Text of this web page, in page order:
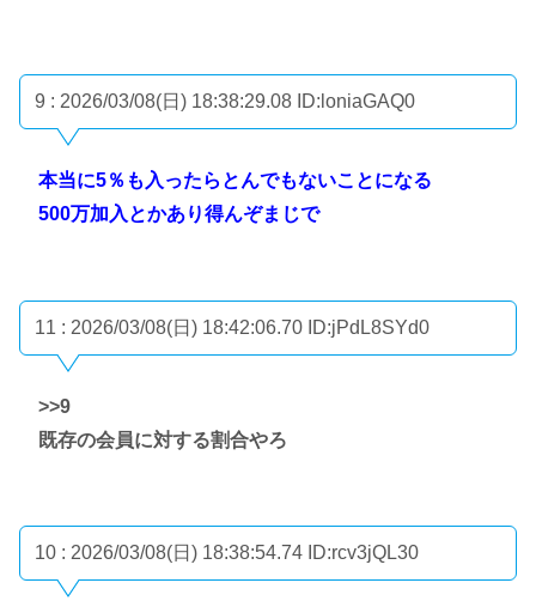
9 : 2026/03/08(日) 18:38:29.08 ID:loniaGAQ0
本当に5％も入ったらとんでもないことになる
500万加入とかあり得んぞまじで
11 : 2026/03/08(日) 18:42:06.70 ID:jPdL8SYd0
>>9
既存の会員に対する割合やろ
10 : 2026/03/08(日) 18:38:54.74 ID:rcv3jQL30